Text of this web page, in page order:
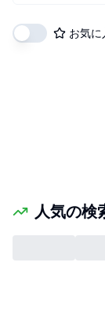
お気
人気の検